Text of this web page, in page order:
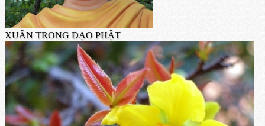
XUÂN TRONG ĐẠO PHẬT